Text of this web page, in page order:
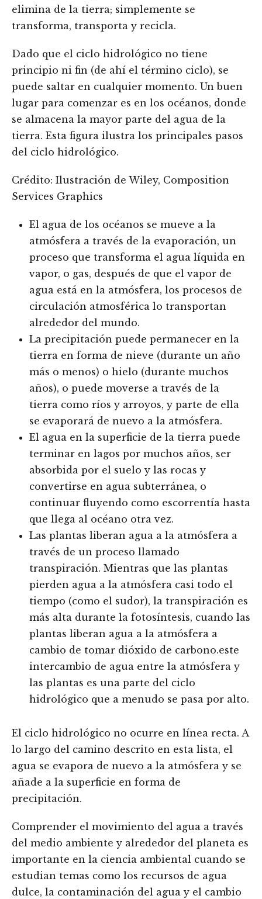
elimina de la tierra; simplemente se
transforma, transporta y recicla.
Dado que el ciclo hidrológico no tiene
principio ni fin (de ahí el término ciclo), se
puede saltar en cualquier momento. Un buen
lugar para comenzar es en los océanos, donde
se almacena la mayor parte del agua de la
tierra. Esta figura ilustra los principales pasos
del ciclo hidrológico.
Crédito: Ilustración de Wiley, Composition
Services Graphics
El agua de los océanos se mueve a la
atmósfera a través de la evaporación, un
proceso que transforma el agua líquida en
vapor, o gas, después de que el vapor de
agua está en la atmósfera, los procesos de
circulación atmosférica lo transportan
alrededor del mundo.
La precipitación puede permanecer en la
tierra en forma de nieve (durante un año
más o menos) o hielo (durante muchos
años), o puede moverse a través de la
tierra como ríos y arroyos, y parte de ella
se evaporará de nuevo a la atmósfera.
El agua en la superficie de la tierra puede
terminar en lagos por muchos años, ser
absorbida por el suelo y las rocas y
convertirse en agua subterránea, o
continuar fluyendo como escorrentía hasta
que llega al océano otra vez.
Las plantas liberan agua a la atmósfera a
través de un proceso llamado
transpiración. Mientras que las plantas
pierden agua a la atmósfera casi todo el
tiempo (como el sudor), la transpiración es
más alta durante la fotosíntesis, cuando las
plantas liberan agua a la atmósfera a
cambio de tomar dióxido de carbono.este
intercambio de agua entre la atmósfera y
las plantas es una parte del ciclo
hidrológico que a menudo se pasa por alto.
El ciclo hidrológico no ocurre en línea recta. A
lo largo del camino descrito en esta lista, el
agua se evapora de nuevo a la atmósfera y se
añade a la superficie en forma de
precipitación.
Comprender el movimiento del agua a través
del medio ambiente y alrededor del planeta es
importante en la ciencia ambiental cuando se
estudian temas como los recursos de agua
dulce, la contaminación del agua y el cambio